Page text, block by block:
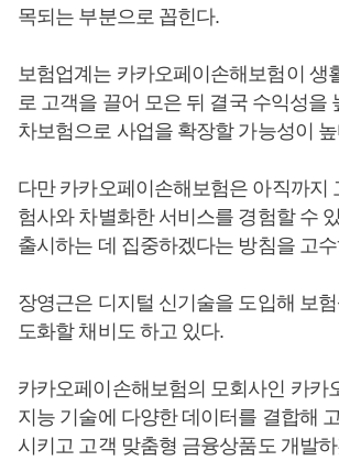
목되는 부분으로 꼽힌다.
보험업계는 카카오페이손해보험이 생
로 고객을 끌어 모은 뒤 결국 수익성을
차보험으로 사업을 확장할 가능성이
다만 카카오페이손해보험은 아직까지
험사와 차별화한 서비스를 경험할 수
출시하는 데 집중하겠다는 방침을 고
장영근은 디지털 신기술을 도입해 보
도화할 채비도 하고 있다.
카카오페이손해보험의 모회사인 카카
지능 기술에 다양한 데이터를 결합해
시키고 고객 맞춤형 금융상품도 개발